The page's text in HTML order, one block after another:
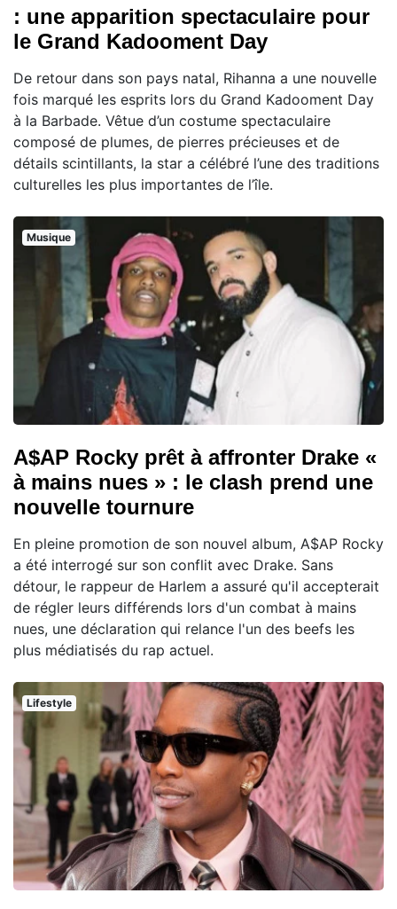
: une apparition spectaculaire pour
le Grand Kadooment Day
De retour dans son pays natal, Rihanna a une nouvelle
fois marqué les esprits lors du Grand Kadooment Day
à la Barbade. Vêtue d’un costume spectaculaire
composé de plumes, de pierres précieuses et de
détails scintillants, la star a célébré l’une des traditions
culturelles les plus importantes de l’île.
Musique
A$AP Rocky prêt à affronter Drake «
à mains nues » : le clash prend une
nouvelle tournure
En pleine promotion de son nouvel album, A$AP Rocky
a été interrogé sur son conflit avec Drake. Sans
détour, le rappeur de Harlem a assuré qu'il accepterait
de régler leurs différends lors d'un combat à mains
nues, une déclaration qui relance l'un des beefs les
plus médiatisés du rap actuel.
Lifestyle